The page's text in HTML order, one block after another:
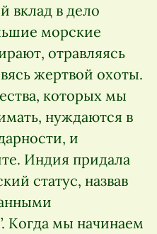
вклад в дело
морские
отравляясь
жертвой охоты.
которых мы
нуждаются в
и
Индия придала
статус, назвав
Когда мы начинаем